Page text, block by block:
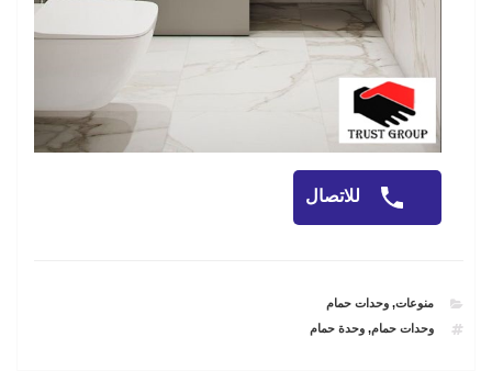
للاتصال
CATEGORIES
منوعات,وحدات حمام
TAGS
وحدات حمام,وحدة حمام